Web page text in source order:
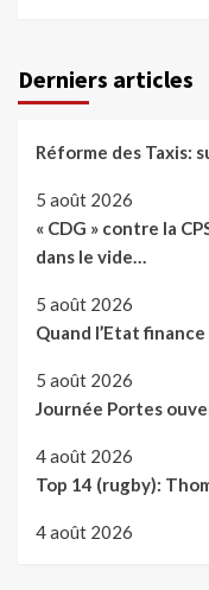
Derniers articles
Réforme des Taxis:
5 août 2026
« CDG » contre la
dans le vide…
5 août 2026
Quand l’Etat
5 août 2026
Journée Portes
4 août 2026
Top 14 (rugby):
4 août 2026